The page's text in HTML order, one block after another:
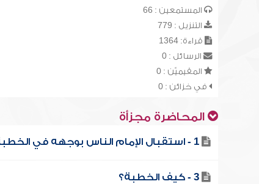
المستمعين : 66
التنزيل : 779
قراءة: 1364
الرسائل : 0
المقيميّن : 0
في خزائن : 0
المحاضرة مجزأة
1 - استقبال الإمام الناس بوجهه في الخطبة
3 - كيف الخطبة؟